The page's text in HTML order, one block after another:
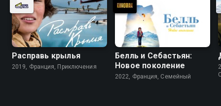
Расправь крылья
2019, Франция, Приключения
Белль и Себастьян:
Новое поколение
2022, Франция, Cемейный